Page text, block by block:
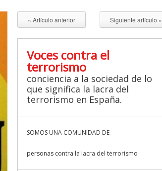
« Artículo anterior Siguiente artículo »
Voces contra el
terrorismo
conciencia a la sociedad de lo
que significa la lacra del
terrorismo en España.
SOMOS UNA COMUNIDAD DE
personas contra la lacra del terrorismo